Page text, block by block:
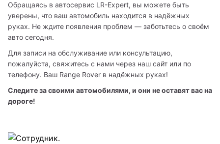
Обращаясь в автосервис LR-Expert, вы можете быть
уверены, что ваш автомобиль находится в надёжных
руках. Не ждите появления проблем — заботьтесь о своём
авто сегодня.
Для записи на обслуживание или консультацию,
пожалуйста, свяжитесь с нами через наш сайт или по
телефону. Ваш Range Rover в надёжных руках!
Следите за своими автомобилями, и они не оставят вас на
дороге!